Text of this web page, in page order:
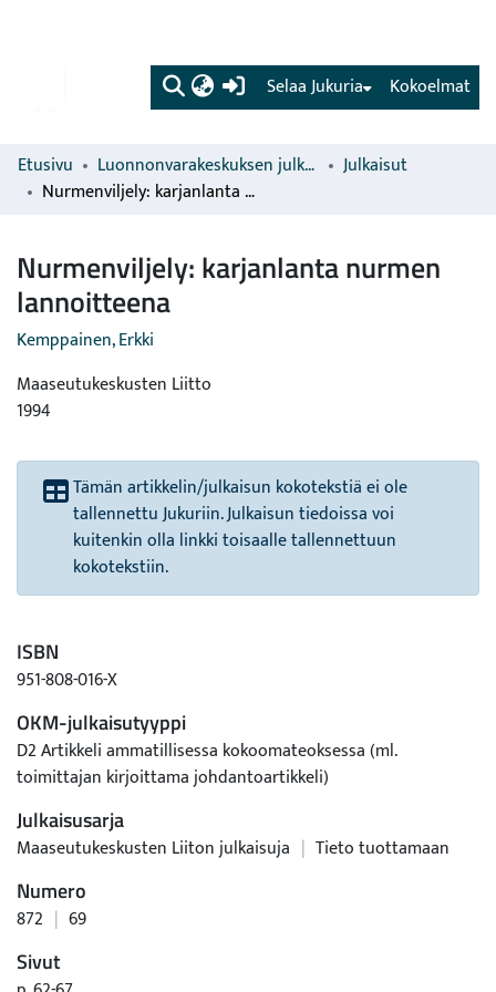
(current) Kokoelmat
Selaa Jukuria
Etusivu Luonnonvarakeskuksen julkaisut
Julkaisut
Nurmenviljely: karjanlanta nurmen lannoitteena
Nurmenviljely: karjanlanta nurmen
lannoitteena
Kemppainen, Erkki
Maaseutukeskusten Liitto
1994
Tämän artikkelin/julkaisun kokotekstiä ei ole
tallennettu Jukuriin. Julkaisun tiedoissa voi
kuitenkin olla linkki toisaalle tallennettuun
kokotekstiin.
ISBN
951-808-016-X
OKM-julkaisutyyppi
D2 Artikkeli ammatillisessa kokoomateoksessa (ml.
toimittajan kirjoittama johdantoartikkeli)
Julkaisusarja
Maaseutukeskusten Liiton julkaisuja | Tieto tuottamaan
Numero
872 | 69
Sivut